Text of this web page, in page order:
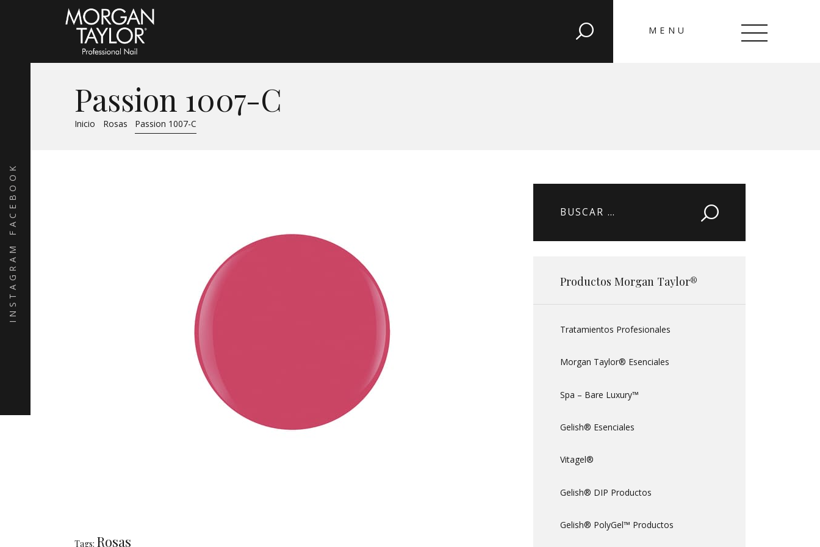
FACEBOOK
INSTAGRAM
MENU
Passion 1007-C
Inicio Rosas Passion 1007-C
CLOSE
Tags: Rosas
Buscar:
Productos Morgan Taylor®
Tratamientos Profesionales
Morgan Taylor® Esenciales
Spa – Bare Luxury™
Gelish® Esenciales
Vitagel®
Gelish® DIP Productos
Gelish® PolyGel™ Productos